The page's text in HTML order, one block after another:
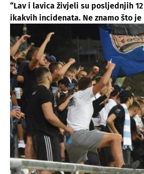
“Lav i lavica živjeli su posljednjih
ikakvih incidenata. Ne znamo što je